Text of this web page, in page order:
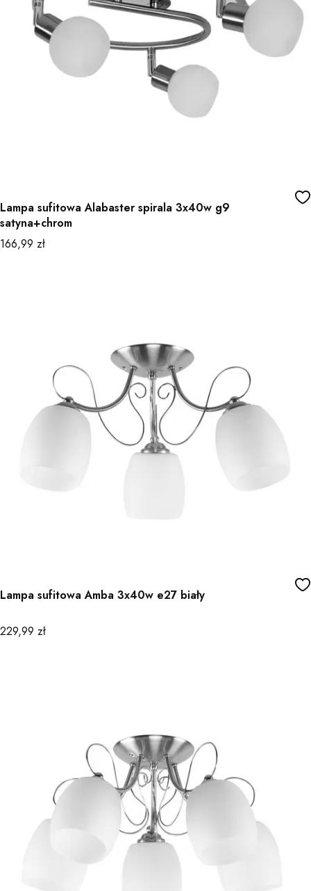
Lampa sufitowa Alabaster spirala 3x40w g9
satyna+chrom
Cena
166,99 zł
Lampa sufitowa Amba 3x40w e27 biały
Cena
229,99 zł